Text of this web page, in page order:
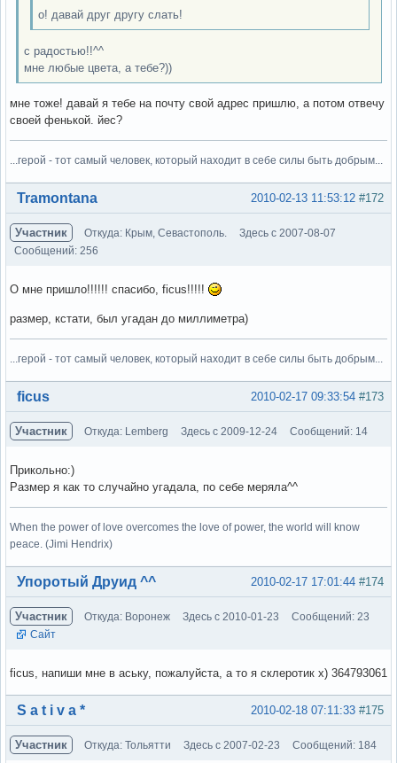
о! давай друг другу слать!
с радостью!!^^
мне любые цвета, а тебе?))
мне тоже! давай я тебе на почту свой адрес пришлю, а потом отвечу
своей фенькой. йес?
...герой - тот самый человек, который находит в себе силы быть добрым...
Вне форума #172
2010-02-13 11:53:12
Tramontana
Участник Откуда: Крым, Севастополь.
Здесь с 2007-08-07
Сообщений: 256
О мне пришло!!!!!! спасибо, ficus!!!!!
размер, кстати, был угадан до миллиметра)
...герой - тот самый человек, который находит в себе силы быть добрым...
Вне форума #173
2010-02-17 09:33:54
ficus
Участник Откуда: Lemberg Здесь с 2009-12-24 Сообщений: 14
Прикольно:)
Размер я как то случайно угадала, по себе меряла^^
When the power of love overcomes the love of power, the world will know
peace. (Jimi Hendrix)
Вне форума #174
2010-02-17 17:01:44
Упоротый Друид ^^
Участник Откуда: Воронеж Здесь с 2010-01-23
Сообщений: 23
Сайт
ficus, напиши мне в аську, пожалуйста, а то я склеротик х) 364793061
Вне форума #175
2010-02-18 07:11:33
S a t i v a *
Участник Откуда: Тольятти Здесь с 2007-02-23 Сообщений: 184